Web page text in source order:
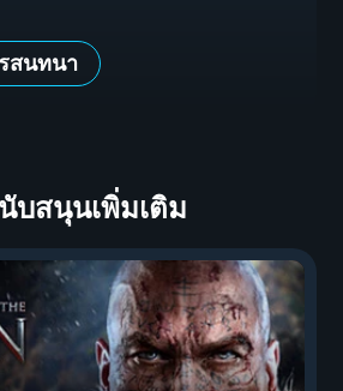
สนทนา
บสนุนเพิ่มเติม